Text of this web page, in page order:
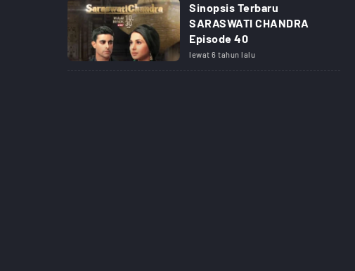
Sinopsis Terbaru
SARASWATI CHANDRA
Episode 40
lewat 6 tahun lalu